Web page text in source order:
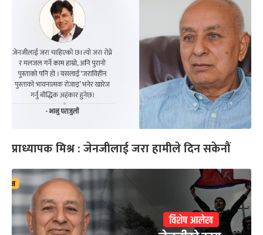
प्राध्यापक मिश्र : जेनजीलाई जरा हामीले दिन सकेनौं